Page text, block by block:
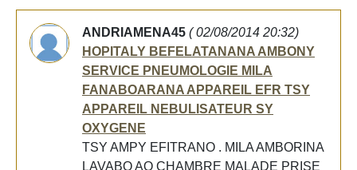
ANDRIAMENA45 ( 02/08/2014 20:32)
HOPITALY BEFELATANANA AMBONY
SERVICE PNEUMOLOGIE MILA
FANABOARANA APPAREIL EFR TSY
APPAREIL NEBULISATEUR SY
OXYGENE
TSY AMPY EFITRANO . MILA AMBORINA
LAVABO AO CHAMBRE MALADE PRISE